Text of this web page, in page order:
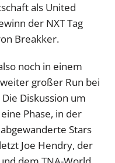
als United
der NXT Tag
Breakker.
noch in einem
großer Run bei
Diskussion um
Phase, in der
Stars
Joe Hendry, der